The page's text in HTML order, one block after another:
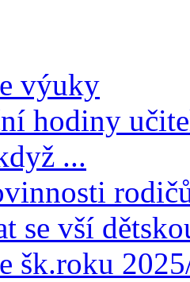
výuky
hodiny
...
se vší
šk.roku